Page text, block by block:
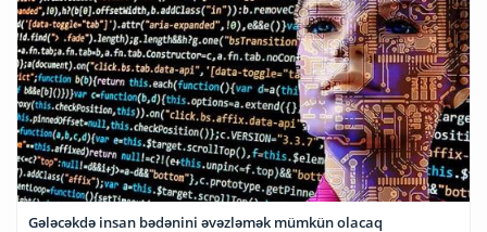
Gələcəkdə insan bədənini əvəzləmək mümkün olacaq